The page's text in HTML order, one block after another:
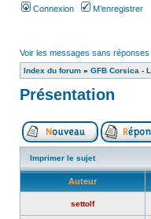
Connexion M’enregistrer
Voir les messages sans réponses
Index du forum » GFB Corsica -
Présentation
Imprimer le sujet
Auteur
settolf